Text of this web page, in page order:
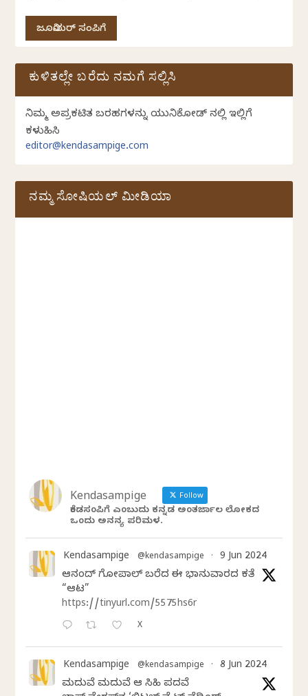
ಜೂನಿಯರ್ ಸಂಪಿಗೆ
ಕುಳಿತಲ್ಲೇ ಬರೆದು ನಮಗೆ ಸಲ್ಲಿಸಿ
ನಿಮ್ಮ ಅಪ್ರಕಟಿತ ಬರಹಗಳನ್ನು ಯುನಿಕೋಡ್ ನಲ್ಲಿ ಇಲ್ಲಿಗೆ
ಕಳುಹಿಸಿ
editor@kendasampige.com
ನಮ್ಮ ಸೋಷಿಯಲ್‌ ಮೀಡಿಯಾ
Kendasampige Follow
ಕೆಂಡಸಂಪಿಗೆ ಎಂಬುದು ಕನ್ನಡ ಅಂತರ್ಜಾಲ ಲೋಕದ
ಒಂದು ಅನನ್ಯ ಪರಿಮಳ.
Kendasampige @kendasampige · 9 Jun 2024
ಆನಂದ್‌ ಗೋಪಾಲ್‌ ಬರೆದ ಈ ಭಾನುವಾರದ ಕತೆ
“ಆಟ”
https://tinyurl.com/5575hs6r
X
Kendasampige @kendasampige · 8 Jun 2024
ಮದುವೆ ಮದುವೆ ಆ ಸಿಹಿ ಪದವೆ